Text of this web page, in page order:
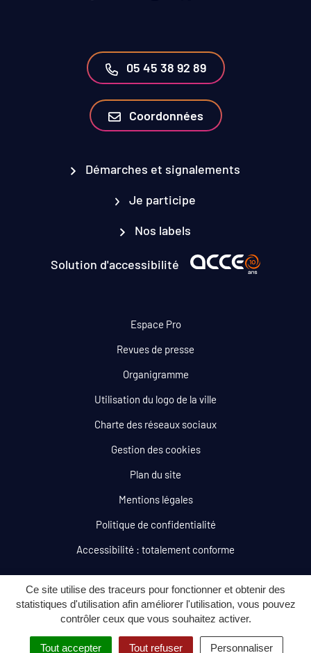
Ce site utilise des traceurs pour fonctionner et obtenir des
statistiques d'utilisation afin améliorer l'utilisation, vous pouvez
contrôler ceux que vous souhaitez activer.
Tout accepter Tout refuser Personnaliser
05 45 38 92 89
Coordonnées
Démarches et signalements
Je participe
Nos labels
Solution d'accessibilité
Espace Pro
Revues de presse
Organigramme
Utilisation du logo de la ville
Charte des réseaux sociaux
Gestion des cookies
Plan du site
Mentions légales
Politique de confidentialité
Accessibilité : totalement conforme